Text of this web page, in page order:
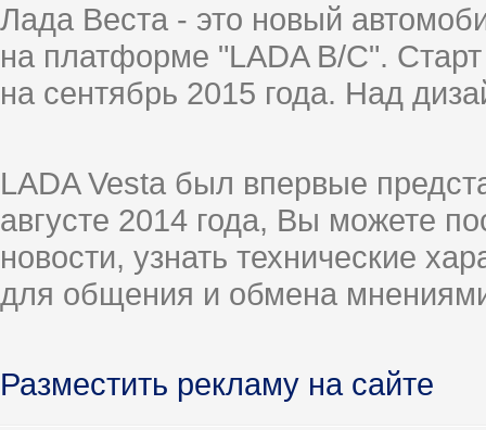
Лада Веста - это новый
на платформе "LADA B/C".
на сентябрь 2015 года. Над
LADA Vesta был впервые
августе 2014 года, Вы можете
новости, узнать технические
для общения и обмена
Разместить рекламу на сайте